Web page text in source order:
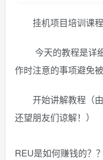
挂机项目培训课
今天的教程是详
作时注意的事项避免被
开始讲解教程（
还望朋友们谅解！）
REU是如何赚钱的？？